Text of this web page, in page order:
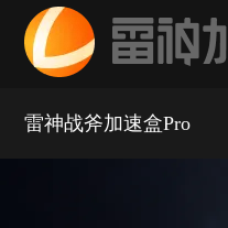
雷神战斧加速盒Pro